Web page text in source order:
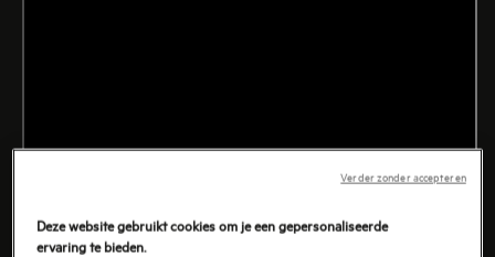
Deze website gebruikt cookies om je een gepersonaliseerde
ervaring te bieden.
Verder zonder accepteren